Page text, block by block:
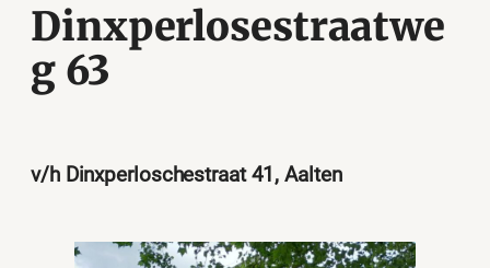
Dinxperlosestraatwe
g 63
v/h Dinxperloschestraat 41, Aalten